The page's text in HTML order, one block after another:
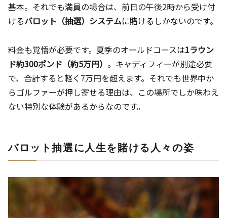
基本。それでも満員の場合は、前日の午後2時から受け付
けるバロット（抽選）システムに賭けるしかないのです。
料金も覚悟が必要です。夏季のオールドコースは1ラウン
ド約300ポンド（約5万円） 。キャディフィーが別途必要
で、合計すると軽く7万円を超えます。それでも世界中か
らゴルファーが押し寄せる理由は、この場所でしか味わえ
ない特別な体験があるからなのです。
バロット抽選に人生を賭ける人々の姿